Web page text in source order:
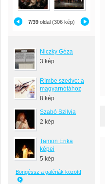
7/39 oldal (306 kép)
Niczky Géza
3 kép
Rímbe szedve: a
magyarnótához
8 kép
Szabó Szilvia
2 kép
Tamon Erika
képei
5 kép
Böngéssz a galériák között!